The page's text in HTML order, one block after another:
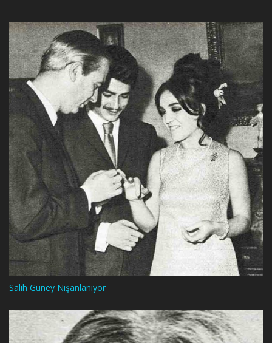
Salih Güney Nişanlanıyor